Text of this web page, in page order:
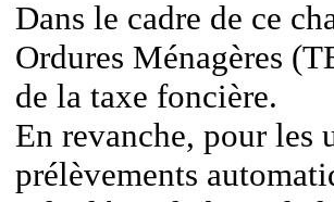
Dans le cadre de ce
Ordures Ménagères
de la taxe foncière.
En revanche, pour les
prélèvements